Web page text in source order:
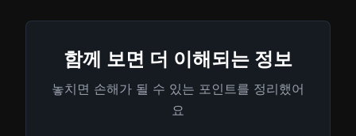
함께 보면 더 이해되는 정보
놓치면 손해가 될 수 있는 포인트를 정리했어
요